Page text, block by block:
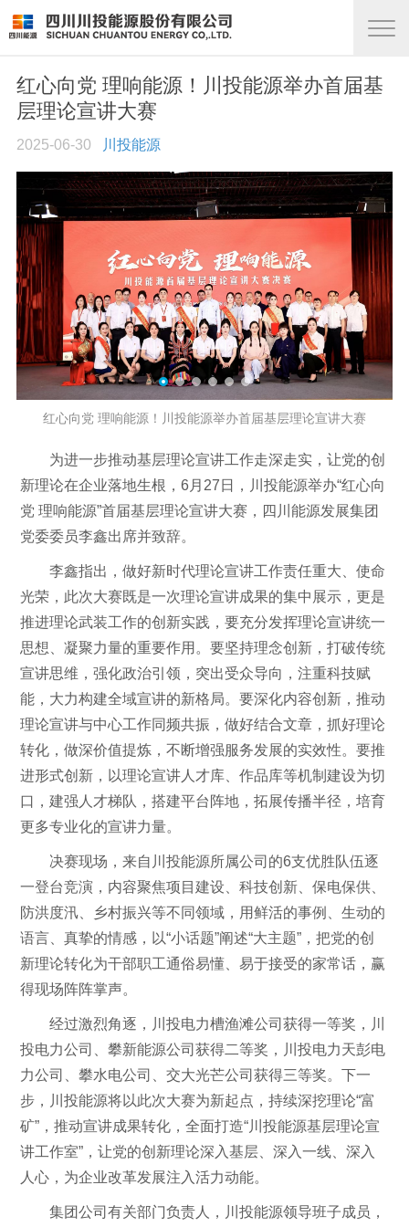
红心向党 理响能源！川投能源举办首届基
层理论宣讲大赛
2025-06-30 川投能源
红心向党 理响能源！川投能源举办首届基层理论宣讲大赛
为进一步推动基层理论宣讲工作走深走实，让党的创
新理论在企业落地生根，6月27日，川投能源举办“红心向
党 理响能源”首届基层理论宣讲大赛，四川能源发展集团
党委委员李鑫出席并致辞。
李鑫指出，做好新时代理论宣讲工作责任重大、使命
光荣，此次大赛既是一次理论宣讲成果的集中展示，更是
推进理论武装工作的创新实践，要充分发挥理论宣讲统一
思想、凝聚力量的重要作用。要坚持理念创新，打破传统
宣讲思维，强化政治引领，突出受众导向，注重科技赋
能，大力构建全域宣讲的新格局。要深化内容创新，推动
理论宣讲与中心工作同频共振，做好结合文章，抓好理论
转化，做深价值提炼，不断增强服务发展的实效性。要推
进形式创新，以理论宣讲人才库、作品库等机制建设为切
口，建强人才梯队，搭建平台阵地，拓展传播半径，培育
更多专业化的宣讲力量。
决赛现场，来自川投能源所属公司的6支优胜队伍逐
一登台竞演，内容聚焦项目建设、科技创新、保电保供、
防洪度汛、乡村振兴等不同领域，用鲜活的事例、生动的
语言、真挚的情感，以“小话题”阐述“大主题”，把党的创
新理论转化为干部职工通俗易懂、易于接受的家常话，赢
得现场阵阵掌声。
经过激烈角逐，川投电力槽渔滩公司获得一等奖，川
投电力公司、攀新能源公司获得二等奖，川投电力天彭电
力公司、攀水电公司、交大光芒公司获得三等奖。下一
步，川投能源将以此次大赛为新起点，持续深挖理论“富
矿”，推动宣讲成果转化，全面打造“川投能源基层理论宣
讲工作室”，让党的创新理论深入基层、深入一线、深入
人心，为企业改革发展注入活力动能。
集团公司有关部门负责人，川投能源领导班子成员，